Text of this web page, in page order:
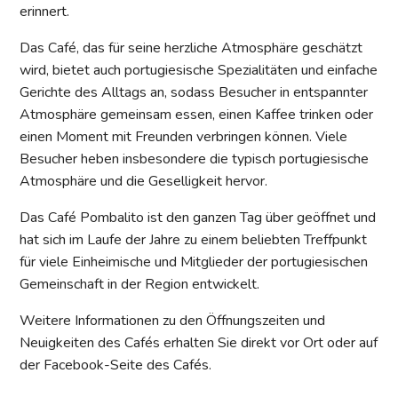
erinnert.
Das Café, das für seine herzliche Atmosphäre geschätzt
wird, bietet auch portugiesische Spezialitäten und einfache
Gerichte des Alltags an, sodass Besucher in entspannter
Atmosphäre gemeinsam essen, einen Kaffee trinken oder
einen Moment mit Freunden verbringen können. Viele
Besucher heben insbesondere die typisch portugiesische
Atmosphäre und die Geselligkeit hervor.
Das Café Pombalito ist den ganzen Tag über geöffnet und
hat sich im Laufe der Jahre zu einem beliebten Treffpunkt
für viele Einheimische und Mitglieder der portugiesischen
Gemeinschaft in der Region entwickelt.
Weitere Informationen zu den Öffnungszeiten und
Neuigkeiten des Cafés erhalten Sie direkt vor Ort oder auf
der Facebook-Seite des Cafés.